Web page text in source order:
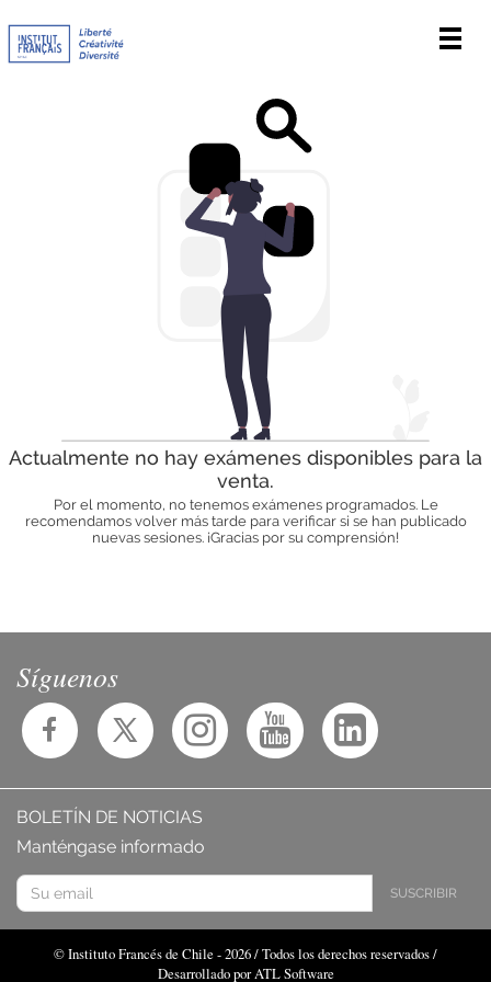
Actualmente no hay exámenes disponibles para la
venta.
Por el momento, no tenemos exámenes programados. Le
recomendamos volver más tarde para verificar si se han publicado
nuevas sesiones. ¡Gracias por su comprensión!
Síguenos
BOLETÍN DE NOTICIAS
Manténgase informado
SUSCRIBIR
© Instituto Francés de Chile - 2026 / Todos los derechos reservados /
Desarrollado por ATL Software